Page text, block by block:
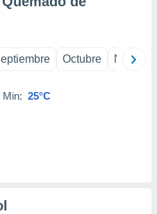
Octubre
Min: 25°C